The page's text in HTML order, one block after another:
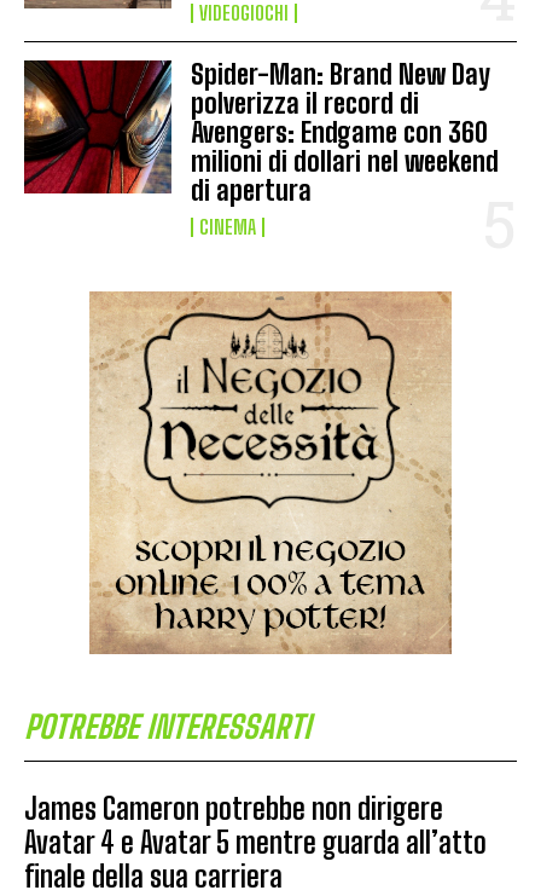
VIDEOGIOCHI
Spider-Man: Brand New Day
polverizza il record di
Avengers: Endgame con 360
milioni di dollari nel weekend
di apertura
CINEMA
POTREBBE INTERESSARTI
James Cameron potrebbe non dirigere
Avatar 4 e Avatar 5 mentre guarda all’atto
finale della sua carriera